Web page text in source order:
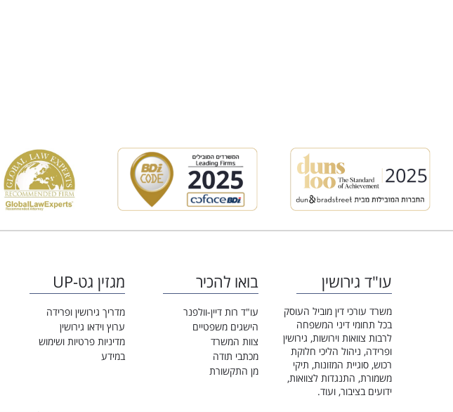
עו"ד גירושין
משרד עורכי דין מוביל העוסק
בכל תחומי דיני המשפחה
לרבות צוואות וירושות, גירושין
ופרידה, ניהול הליכי חלוקת
רכוש, סוגיית המזונות, תיקי
משמורת, התנגדות לצוואות,
ידועים בציבור, ועוד.
בואו להכיר
עו"ד רות דיין-וולפנר
הישגים משפטיים
צוות המשרד
מכתבי תודה
מן התקשורת
מגזין גט-UP
מדריך גירושין ופרידה
ערוץ וידאו גירושין
מדיניות פרטיות ושימוש
במידע